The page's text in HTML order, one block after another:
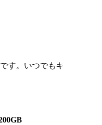
す。いつでもキ